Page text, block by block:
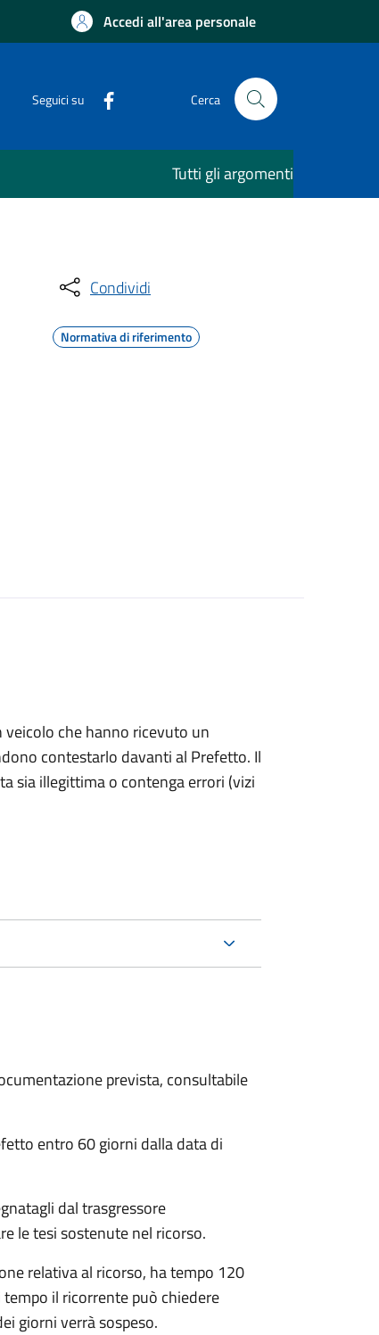
Accedi all'area personale
Seguici su Cerca
Tutti gli argomenti
Condividi
Normativa di riferimento
che hanno ricevuto un
contestarlo davanti al Prefetto. Il
sia illegittima o contenga errori (vizi
prevista, consultabile
entro 60 giorni dalla data di
dal trasgressore
le tesi sostenute nel ricorso.
relativa al ricorso, ha tempo 120
il ricorrente può chiedere
giorni verrà sospeso.